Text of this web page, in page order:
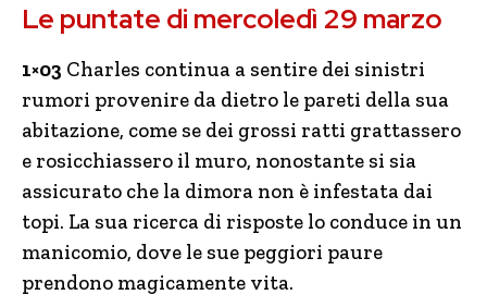
Le puntate di mercoledì 29 marzo
1×03 Charles continua a sentire dei sinistri
rumori provenire da dietro le pareti della sua
abitazione, come se dei grossi ratti grattassero
e rosicchiassero il muro, nonostante si sia
assicurato che la dimora non è infestata dai
topi. La sua ricerca di risposte lo conduce in un
manicomio, dove le sue peggiori paure
prendono magicamente vita.